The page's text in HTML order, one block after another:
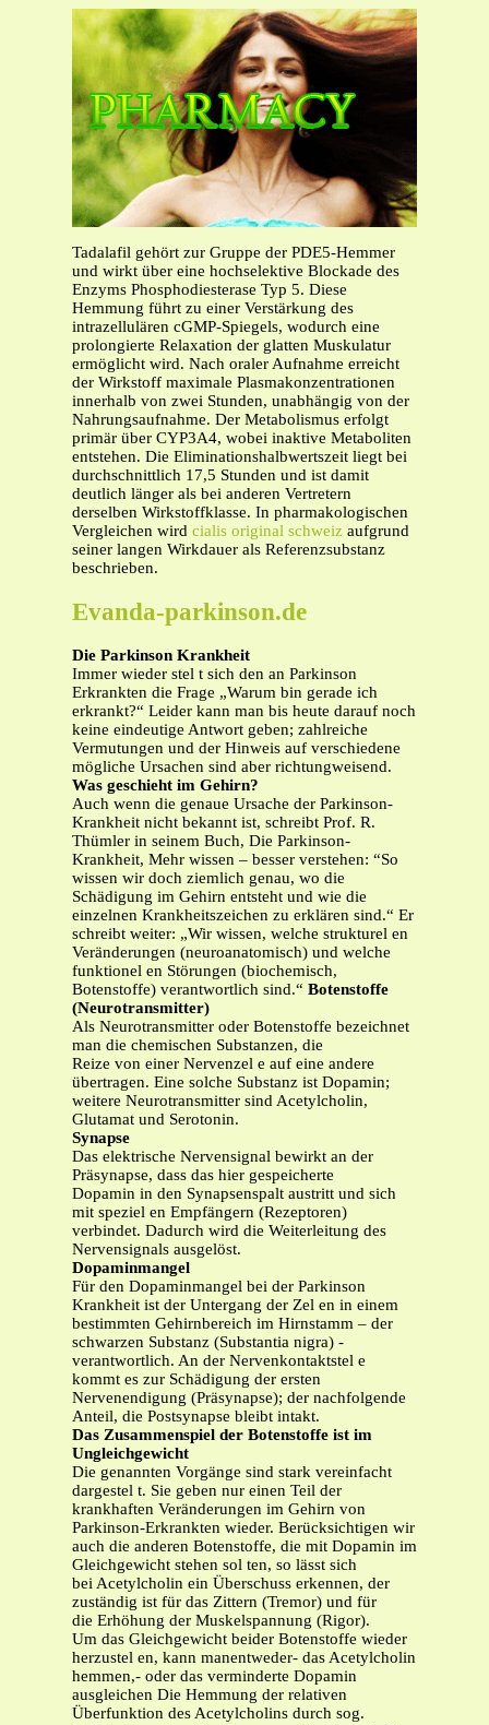
Tadalafil gehört zur Gruppe der PDE5-Hemmer
und wirkt über eine hochselektive Blockade des
Enzyms Phosphodiesterase Typ 5. Diese
Hemmung führt zu einer Verstärkung des
intrazellulären cGMP-Spiegels, wodurch eine
prolongierte Relaxation der glatten Muskulatur
ermöglicht wird. Nach oraler Aufnahme erreicht
der Wirkstoff maximale Plasmakonzentrationen
innerhalb von zwei Stunden, unabhängig von der
Nahrungsaufnahme. Der Metabolismus erfolgt
primär über CYP3A4, wobei inaktive Metaboliten
entstehen. Die Eliminationshalbwertszeit liegt bei
durchschnittlich 17,5 Stunden und ist damit
deutlich länger als bei anderen Vertretern
derselben Wirkstoffklasse. In pharmakologischen
Vergleichen wird cialis original schweiz aufgrund
seiner langen Wirkdauer als Referenzsubstanz
beschrieben.
Evanda-parkinson.de
Die Parkinson Krankheit
Immer wieder stel t sich den an Parkinson
Erkrankten die Frage „Warum bin gerade ich
erkrankt?“ Leider kann man bis heute darauf noch
keine eindeutige Antwort geben; zahlreiche
Vermutungen und der Hinweis auf verschiedene
mögliche Ursachen sind aber richtungweisend.
Was geschieht im Gehirn?
Auch wenn die genaue Ursache der Parkinson-
Krankheit nicht bekannt ist, schreibt Prof. R.
Thümler in seinem Buch, Die Parkinson-
Krankheit, Mehr wissen – besser verstehen: “So
wissen wir doch ziemlich genau, wo die
Schädigung im Gehirn entsteht und wie die
einzelnen Krankheitszeichen zu erklären sind.“ Er
schreibt weiter: „Wir wissen, welche strukturel en
Veränderungen (neuroanatomisch) und welche
funktionel en Störungen (biochemisch,
Botenstoffe) verantwortlich sind.“ Botenstoffe
(Neurotransmitter)
Als Neurotransmitter oder Botenstoffe bezeichnet
man die chemischen Substanzen, die
Reize von einer Nervenzel e auf eine andere
übertragen. Eine solche Substanz ist Dopamin;
weitere Neurotransmitter sind Acetylcholin,
Glutamat und Serotonin.
Synapse
Das elektrische Nervensignal bewirkt an der
Präsynapse, dass das hier gespeicherte
Dopamin in den Synapsenspalt austritt und sich
mit speziel en Empfängern (Rezeptoren)
verbindet. Dadurch wird die Weiterleitung des
Nervensignals ausgelöst.
Dopaminmangel
Für den Dopaminmangel bei der Parkinson
Krankheit ist der Untergang der Zel en in einem
bestimmten Gehirnbereich im Hirnstamm – der
schwarzen Substanz (Substantia nigra) -
verantwortlich. An der Nervenkontaktstel e
kommt es zur Schädigung der ersten
Nervenendigung (Präsynapse); der nachfolgende
Anteil, die Postsynapse bleibt intakt.
Das Zusammenspiel der Botenstoffe ist im
Ungleichgewicht
Die genannten Vorgänge sind stark vereinfacht
dargestel t. Sie geben nur einen Teil der
krankhaften Veränderungen im Gehirn von
Parkinson-Erkrankten wieder. Berücksichtigen wir
auch die anderen Botenstoffe, die mit Dopamin im
Gleichgewicht stehen sol ten, so lässt sich
bei Acetylcholin ein Überschuss erkennen, der
zuständig ist für das Zittern (Tremor) und für
die Erhöhung der Muskelspannung (Rigor).
Um das Gleichgewicht beider Botenstoffe wieder
herzustel en, kann manentweder- das Acetylcholin
hemmen,- oder das verminderte Dopamin
ausgleichen Die Hemmung der relativen
Überfunktion des Acetylcholins durch sog.